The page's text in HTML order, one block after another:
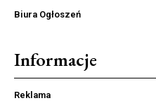
Biura Ogłoszeń
Informacje
Reklama